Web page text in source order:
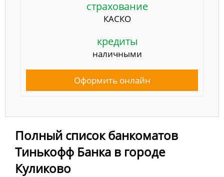
страхование
КАСКО
кредиты
наличными
Оформить онлайн
Полный список банкоматов
Тинькофф Банка в городе
Куликово